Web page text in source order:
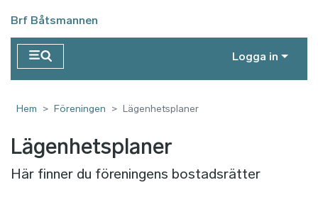
Brf Båtsmannen
Logga in
Hem Föreningen Lägenhetsplaner
Lägenhetsplaner
Här finner du föreningens bostadsrätter